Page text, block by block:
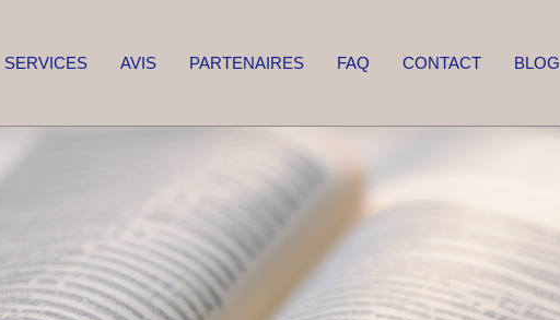
SERVICES AVIS PARTENAIRES FAQ CONTACT BLOG